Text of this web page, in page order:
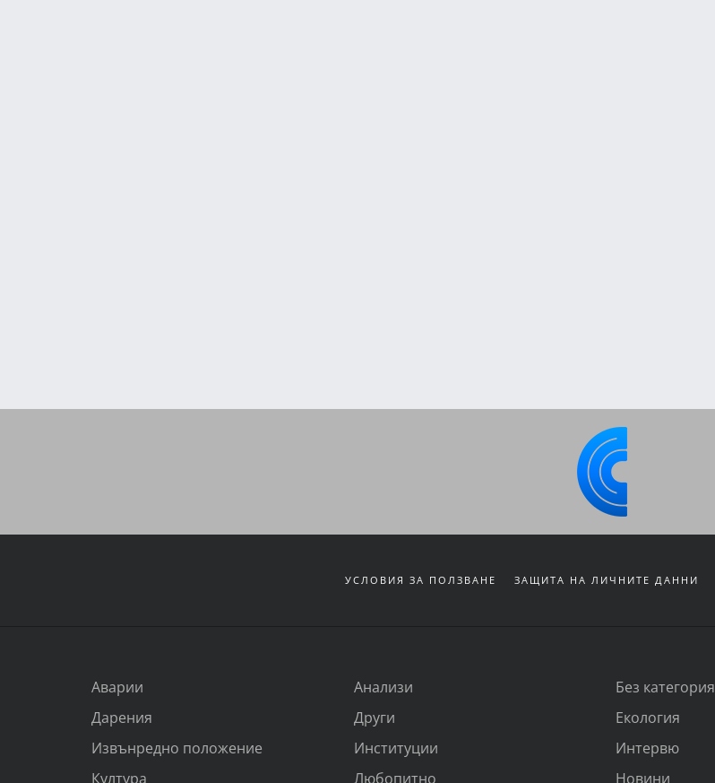
УСЛОВИЯ ЗА ПОЛЗВАНЕ ЗАЩИТА НА ЛИЧНИТЕ ДАННИ
Аварии Анализи Без категория
Дарения
Други Екология
Извънредно положение
Институции Интервю
Култура
Любопитно Новини